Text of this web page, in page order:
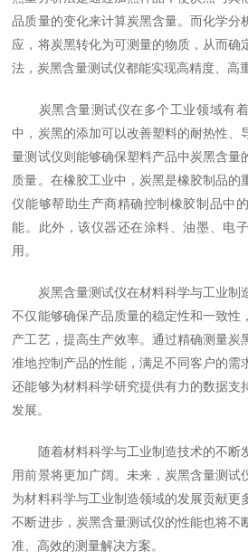
品质量的变化来计算炭黑含量。而化学分
应，将炭黑转化为可测量的物质，从而确
法，炭黑含量测试仪都能实现高精度、高
炭黑含量测试仪在多个工业领域有着
中，炭黑的添加可以改善塑料的耐热性、
量测试仪则能够确保塑料产品中炭黑含量
质量。在橡胶工业中，炭黑是橡胶制品的
仪能够帮助生产商精确控制橡胶制品中
能。此外，该仪器还在涂料、油墨、电
用。
炭黑含量测试仪在材料科学与工业制
不仅能够确保产品质量的稳定性和一致性
产工艺，提高生产效率。通过精确测量炭
准地控制产品的性能，满足不同客户的需
还能够为材料科学研究提供有力的数据支
发展。
随着材料科学与工业制造技术的不断
用前景将更加广阔。未来，炭黑含量测试
为材料科学与工业制造领域的发展贡献更
不断进步，炭黑含量测试仪的性能也将不
准、高效的测量解决方案。